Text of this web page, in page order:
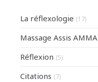
La réflexologie (17)
Massage Assis AMMA
Réflexion (5)
Citations (7)